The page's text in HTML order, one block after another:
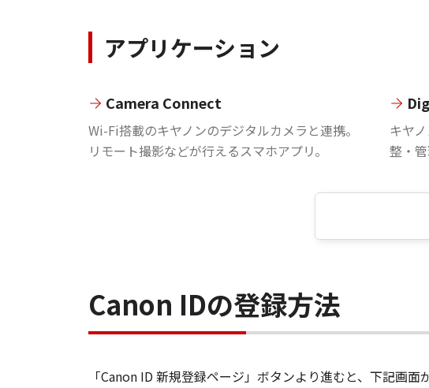
アプリケーション
Camera Connect
Wi-Fi搭載のキヤノンのデジタルカメラと連携。
リモート撮影などが行えるスマホアプリ。
キヤ
整・
Canon IDの登録方法
「Canon ID 新規登録ページ」ボタンより進むと、下記画面